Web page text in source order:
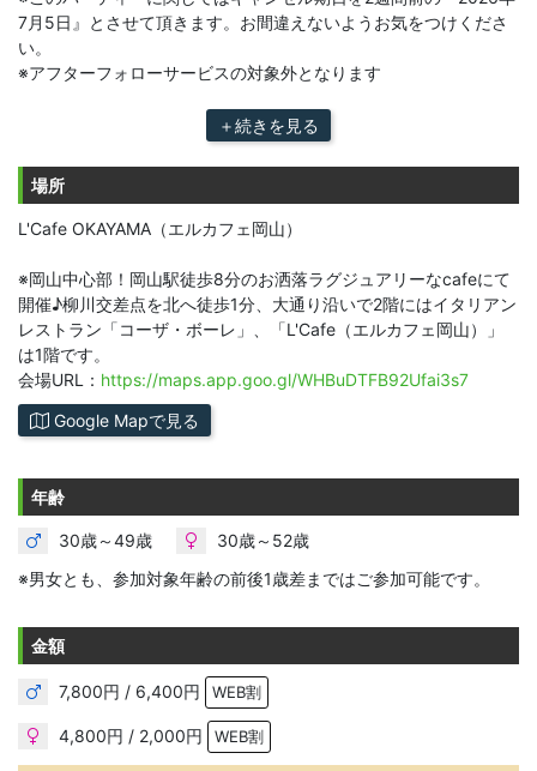
場所
L'Cafe OKAYAMA（エルカフェ岡山）
※岡山中心部！岡山駅徒歩8分のお洒落ラグジュアリーなcafeにて
開催♪柳川交差点を北へ徒歩1分、大通り沿いで2階にはイタリアン
レストラン「コーザ・ボーレ」、「L'Cafe（エルカフェ岡山）」
は1階です。
会場URL： https://maps.app.goo.gl/WHBuDTFB92Ufai3s7
Google Mapで見る
年齢
30歳～49歳
30歳～52歳
※男女とも、参加対象年齢の前後1歳差まではご参加可能です。
金額
7,800円 / 6,400円 WEB割
4,800円 / 2,000円 WEB割
7月5日』とさせて頂きます。お間違えないようお気をつけくださ
い。
※アフターフォローサービスの対象外となります
＋続きを見る